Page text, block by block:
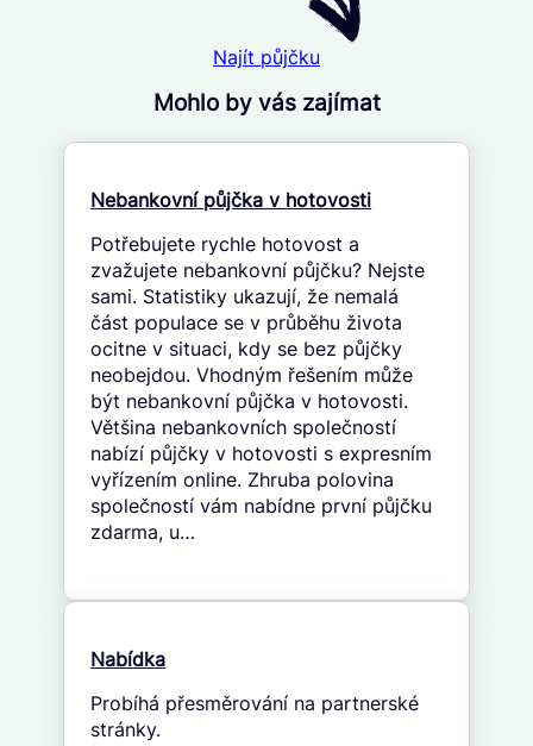
Najít půjčku
Mohlo by vás zajímat
Nebankovní půjčka v hotovosti
Potřebujete rychle hotovost a
zvažujete nebankovní půjčku? Nejste
sami. Statistiky ukazují, že nemalá
část populace se v průběhu života
ocitne v situaci, kdy se bez půjčky
neobejdou. Vhodným řešením může
být nebankovní půjčka v hotovosti.
Většina nebankovních společností
nabízí půjčky v hotovosti s expresním
vyřízením online. Zhruba polovina
společností vám nabídne první půjčku
zdarma, u…
Nabídka
Probíhá přesměrování na partnerské
stránky.